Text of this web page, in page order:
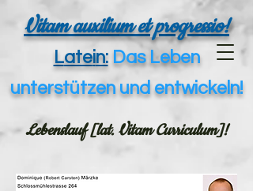
Vitam auxilium et progressio!
Latein: Das Leben
unterstützen und entwickeln!
Lebenslauf [lat. Vitam Curriculum]!